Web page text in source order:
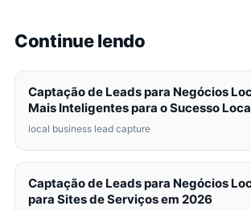
Continue lendo
Captação de Leads para Negócios
Mais Inteligentes para o Sucesso
local business lead capture
Captação de Leads para Negócios
para Sites de Serviços em 2026